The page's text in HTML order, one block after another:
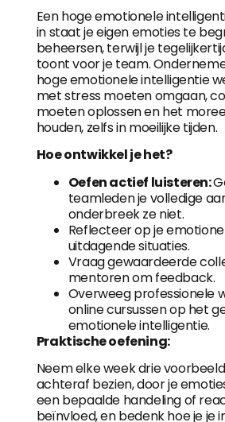
Een hoge emotionele
in staat je eigen emoties te
beheersen, terwijl je
toont voor je team.
hoge emotionele intelligentie
met stress moeten omgaan,
moeten oplossen en het
houden, zelfs in moeilijke tijden.
Hoe ontwikkel je het?
Oefen actief luisteren:
teamleden je volledige
onderbreek ze niet.
Reflecteer op je
uitdagende situaties.
Vraag gewaardeerde
mentoren om feedback.
Overweeg professionele
online cursussen op het
emotionele intelligentie.
Praktische oefening:
Neem elke week drie
achteraf bezien, door je
een bepaalde handeling of
beïnvloed, en bedenk hoe je je